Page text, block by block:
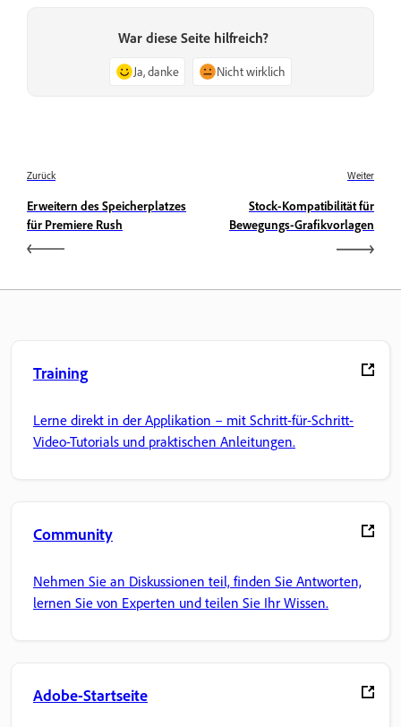
War diese Seite hilfreich?
Ja, danke Nicht wirklich
Zurück
Erweitern des Speicherplatzes
für Premiere Rush
Weiter
Stock-Kompatibilität für
Bewegungs-Grafikvorlagen
Training
Lerne direkt in der Applikation – mit Schritt-für-Schritt-
Video-Tutorials und praktischen Anleitungen.
Community
Nehmen Sie an Diskussionen teil, finden Sie Antworten,
lernen Sie von Experten und teilen Sie Ihr Wissen.
Adobe-Startseite